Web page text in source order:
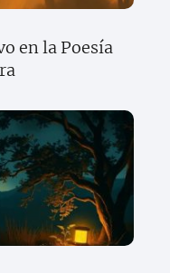
en la Poesía